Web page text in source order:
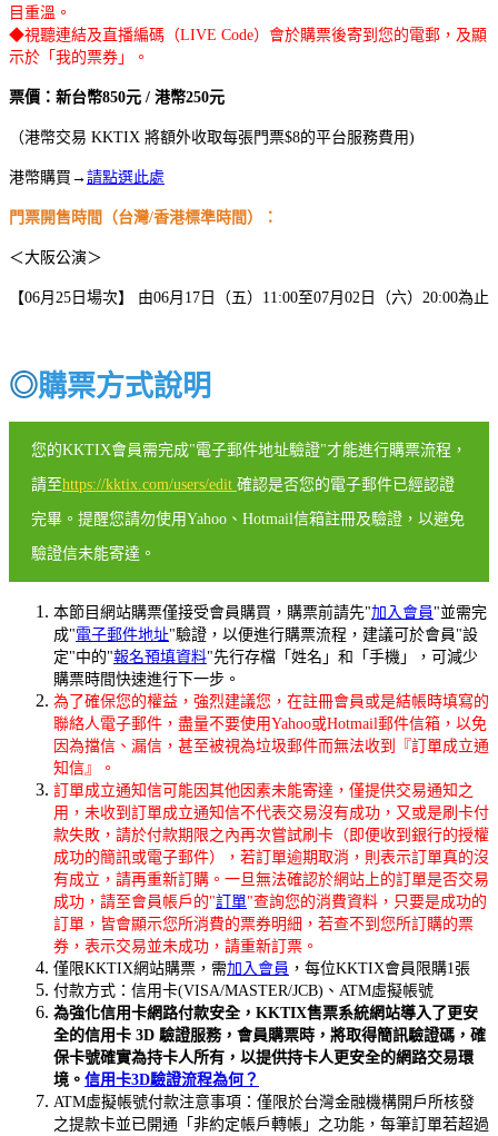
目重溫。
◆視聽連結及直播編碼（LIVE Code）會於購票後寄到您的電郵，及顯
示於「我的票券」。
票價：新台幣850元 / 港幣250元
（港幣交易 KKTIX 將額外收取每張門票$8的平台服務費用)
港幣購買→ 請點選此處
門票開售時間（台灣/香港標準時間）：
＜大阪公演＞
【06月25日場次】 由06月17日（五）11:00至07月02日（六）20:00為止
◎購票方式說明
您的KKTIX會員需完成"電子郵件地址驗證"才能進行購票流程，
請至https://kktix.com/users/edit 確認是否您的電子郵件已經認證
完畢。提醒您請勿使用Yahoo、Hotmail信箱註冊及驗證，以避免
驗證信未能寄達。
本節目網站購票僅接受會員購買，購票前請先"加入會員 "並需完
成"電子郵件地址"驗證，以便進行購票流程，建議可於會員"設
定"中的"報名預填資料"先行存檔「姓名」和「手機」，可減少
購票時間快速進行下一步。
為了確保您的權益，強烈建議您，在註冊會員或是結帳時填寫的
聯絡人電子郵件，盡量不要使用Yahoo或Hotmail郵件信箱，以免
因為擋信、漏信，甚至被視為垃圾郵件而無法收到『訂單成立通
知信』。
訂單成立通知信可能因其他因素未能寄達，僅提供交易通知之
用，未收到訂單成立通知信不代表交易沒有成功，又或是刷卡付
款失敗，請於付款期限之內再次嘗試刷卡（即便收到銀行的授權
成功的簡訊或電子郵件），若訂單逾期取消，則表示訂單真的沒
有成立，請再重新訂購。一旦無法確認於網站上的訂單是否交易
成功，請至會員帳戶的"訂單"查詢您的消費資料，只要是成功的
訂單，皆會顯示您所消費的票券明細，若查不到您所訂購的票
券，表示交易並未成功，請重新訂票。
僅限KKTIX網站購票，需加入會員 ，每位KKTIX會員限購1張
付款方式：信用卡(VISA/MASTER/JCB)、ATM虛擬帳號
為強化信用卡網路付款安全，KKTIX售票系統網站導入了更安
全的信用卡 3D 驗證服務，會員購票時，將取得簡訊驗證碼，確
保卡號確實為持卡人所有，以提供持卡人更安全的網路交易環
境。 信用卡3D驗證流程為何？
ATM虛擬帳號付款注意事項：僅限於台灣金融機構開戶所核發
之提款卡並已開通「非約定帳戶轉帳」之功能，每筆訂單若超過